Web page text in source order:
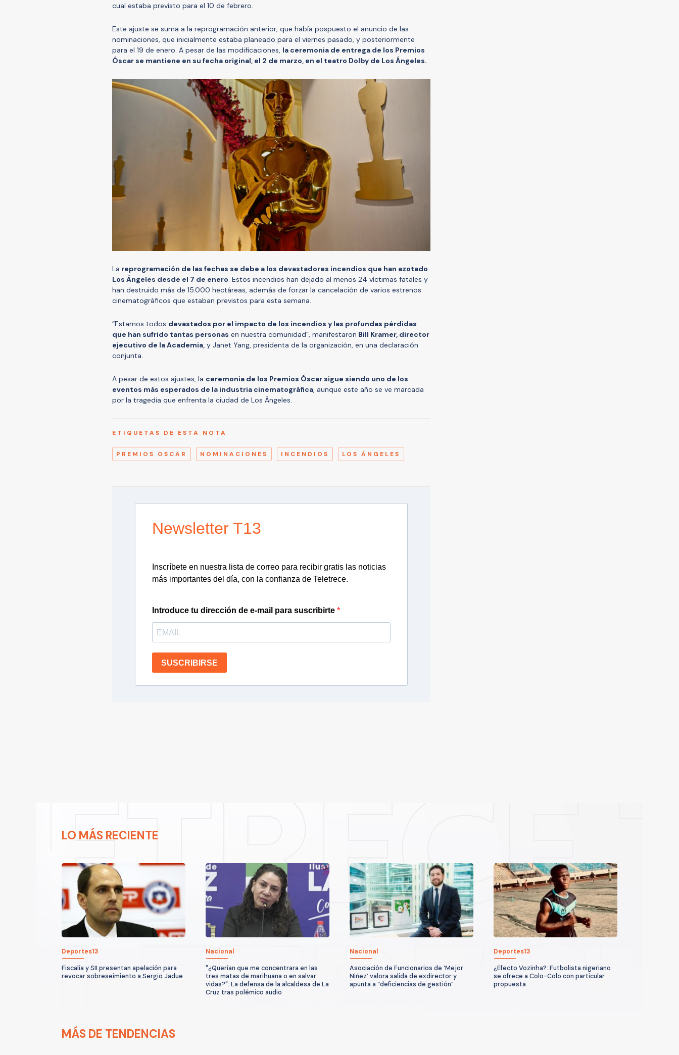
cual estaba previsto para el 10 de febrero.
Este ajuste se suma a la reprogramación anterior, que había pospuesto el anuncio de las
nominaciones, que inicialmente estaba planeado para el viernes pasado, y posteriormente
para el 19 de enero. A pesar de las modificaciones, la ceremonia de entrega de los Premios
Óscar se mantiene en su fecha original, el 2 de marzo, en el teatro Dolby de Los Ángeles.
La reprogramación de las fechas se debe a los devastadores incendios que han azotado
Los Ángeles desde el 7 de enero. Estos incendios han dejado al menos 24 víctimas fatales y
han destruido más de 15.000 hectáreas, además de forzar la cancelación de varios estrenos
cinematográficos que estaban previstos para esta semana.
“Estamos todos devastados por el impacto de los incendios y las profundas pérdidas
que han sufrido tantas personas en nuestra comunidad”, manifestaron Bill Kramer, director
ejecutivo de la Academia, y Janet Yang, presidenta de la organización, en una declaración
conjunta.
A pesar de estos ajustes, la ceremonia de los Premios Óscar sigue siendo uno de los
eventos más esperados de la industria cinematográfica, aunque este año se ve marcada
por la tragedia que enfrenta la ciudad de Los Ángeles.
ETIQUETAS DE ESTA NOTA
PREMIOS OSCAR NOMINACIONES INCENDIOS LOS ÁNGELES
Newsletter T13
Inscríbete en nuestra lista de correo para recibir gratis las noticias
más importantes del día, con la confianza de Teletrece.
Introduce tu dirección de e-mail para suscribirte
SUSCRIBIRSE
LO MÁS RECIENTE
Deportes13
Fiscalía y SII presentan apelación para
revocar sobreseimiento a Sergio Jadue
Nacional
"¿Querían que me concentrara en las
tres matas de marihuana o en salvar
vidas?": La defensa de la alcaldesa de La
Cruz tras polémico audio
Nacional
Asociación de Funcionarios de ‘Mejor
Niñez’ valora salida de exdirector y
apunta a “deficiencias de gestión”
Deportes13
¿Efecto Vozinha?: Futbolista nigeriano
se ofrece a Colo-Colo con particular
propuesta
MÁS DE TENDENCIAS